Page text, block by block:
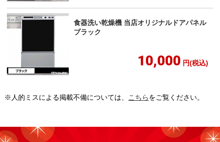
食器洗い乾燥機 当店オリジナルドアパネル
ブラック
10,000 円(税込)
※人的ミスによる掲載不備については、 こちらをご覧ください。